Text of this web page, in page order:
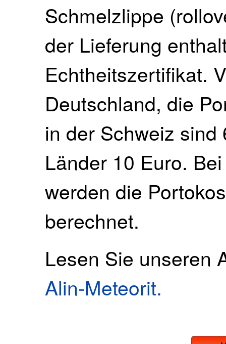
Schmelzlippe
der Lieferung
Echtheitszertifikat.
Deutschland, die
in der Schweiz
Länder 10 Euro.
werden die
berechnet.
Lesen Sie unseren
Alin-Meteorit.